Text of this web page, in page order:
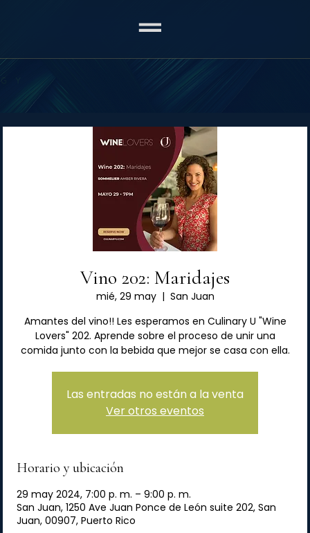
Vino 202: Maridajes
mié, 29 may
  |
San Juan
Amantes del vino!! Les esperamos en Culinary U "Wine
Lovers" 202. Aprende sobre el proceso de unir una
comida junto con la bebida que mejor se casa con ella.
Las entradas no están a la venta
Ver otros eventos
Horario y ubicación
29 may 2024, 7:00 p. m. – 9:00 p. m.
San Juan, 1250 Ave Juan Ponce de León suite 202, San
Juan, 00907, Puerto Rico